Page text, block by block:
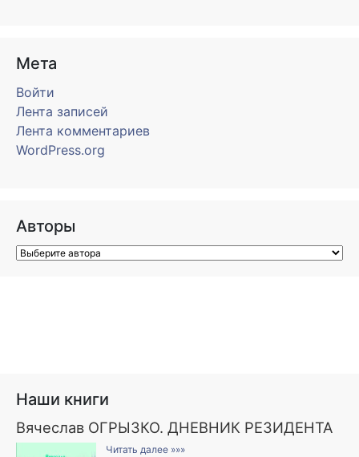
Мета
Войти
Лента записей
Лента комментариев
WordPress.org
Авторы
Наши книги
Вячеслав ОГРЫЗКО. ДНЕВНИК РЕЗИДЕНТА
Читать далее »»»